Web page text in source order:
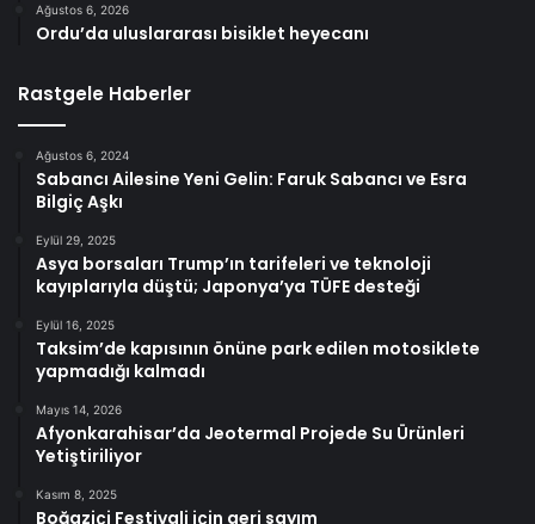
Ağustos 6, 2026
Ordu’da uluslararası bisiklet heyecanı
Rastgele Haberler
Ağustos 6, 2024
Sabancı Ailesine Yeni Gelin: Faruk Sabancı ve Esra
Bilgiç Aşkı
Eylül 29, 2025
Asya borsaları Trump’ın tarifeleri ve teknoloji
kayıplarıyla düştü; Japonya’ya TÜFE desteği
Eylül 16, 2025
Taksim’de kapısının önüne park edilen motosiklete
yapmadığı kalmadı
Mayıs 14, 2026
Afyonkarahisar’da Jeotermal Projede Su Ürünleri
Yetiştiriliyor
Kasım 8, 2025
Boğaziçi Festivali için geri sayım